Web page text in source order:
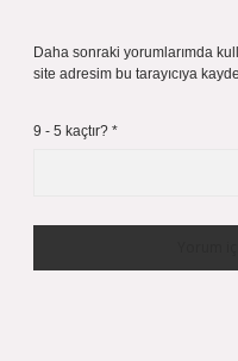
Daha sonraki yorumlarımda
site adresim bu tarayıcıya
9 - 5 kaçtır? *